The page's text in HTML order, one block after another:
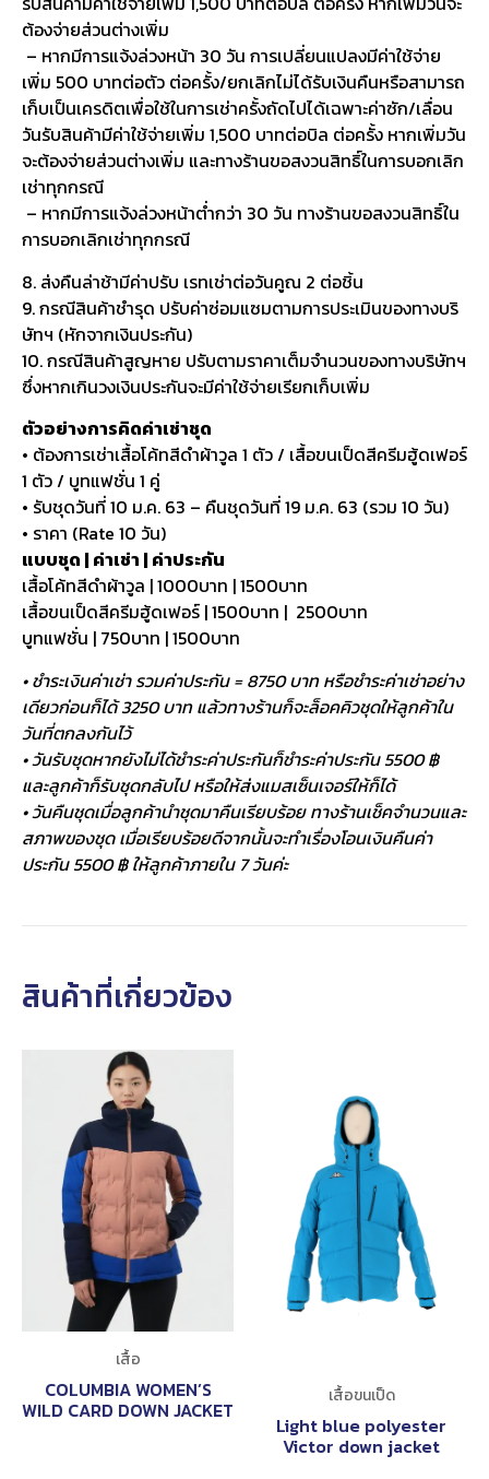
ต้องจ่ายส่วนต่างเพิ่ม
– หากมีการแจ้งล่วงหน้า 30 วัน การเปลี่ยนแปลงมีค่าใช้จ่าย
เพิ่ม 500 บาทต่อตัว ต่อครั้ง/ยกเลิกไม่ได้รับเงินคืนหรือสามารถ
เก็บเป็นเครดิตเพื่อใช้ในการเช่าครั้งถัดไปได้เฉพาะค่าซัก/เลื่อน
วันรับสินค้ามีค่าใช้จ่ายเพิ่ม 1,500 บาทต่อบิล ต่อครั้ง หากเพิ่มวัน
จะต้องจ่ายส่วนต่างเพิ่ม และทางร้านขอสงวนสิทธิ์ในการบอกเลิก
เช่าทุกกรณี
– หากมีการแจ้งล่วงหน้าต่ำกว่า 30 วัน ทางร้านขอสงวนสิทธิ์ใน
การบอกเลิกเช่าทุกกรณี
8. ส่งคืนล่าช้ามีค่าปรับ เรทเช่าต่อวันคูณ 2 ต่อชิ้น
9. กรณีสินค้าชำรุด ปรับค่าซ่อมแซมตามการประเมินของทางบริ
ษัทฯ (หักจากเงินประกัน)
10. กรณีสินค้าสูญหาย ปรับตามราคาเต็มจำนวนของทางบริษัทฯ
ซึ่งหากเกินวงเงินประกันจะมีค่าใช้จ่ายเรียกเก็บเพิ่ม
ตัวอย่างการคิดค่าเช่าชุด
• ต้องการเช่าเสื้อโค้ทสีดำผ้าวูล 1 ตัว / เสื้อขนเป็ดสีครีมฮู้ดเฟอร์
1 ตัว / บูทแฟชั่น 1 คู่
• รับชุดวันที่ 10 ม.ค. 63 – คืนชุดวันที่ 19 ม.ค. 63 (รวม 10 วัน)
• ราคา (Rate 10 วัน)
แบบชุด | ค่าเช่า | ค่าประกัน
เสื้อโค้ทสีดำผ้าวูล | 1000บาท | 1500บาท
เสื้อขนเป็ดสีครีมฮู้ดเฟอร์ | 1500บาท | 2500บาท
บูทแฟชั่น | 750บาท | 1500บาท
• ชำระเงินค่าเช่า รวมค่าประกัน = 8750 บาท หรือชำระค่าเช่าอย่าง
เดียวก่อนก็ได้ 3250 บาท แล้วทางร้านก็จะล็อคคิวชุดให้ลูกค้าใน
วันที่ตกลงกันไว้
• วันรับชุดหากยังไม่ได้ชำระค่าประกันก็ชำระค่าประกัน 5500 ฿
และลูกค้าก็รับชุดกลับไป หรือให้ส่งแมสเซ็นเจอร์ให้ก็ได้
• วันคืนชุดเมื่อลูกค้านำชุดมาคืนเรียบร้อย ทางร้านเช็คจำนวนและ
สภาพของชุด เมื่อเรียบร้อยดีจากนั้นจะทำเรื่องโอนเงินคืนค่า
ประกัน 5500 ฿ ให้ลูกค้าภายใน 7 วันค่ะ
สินค้าที่เกี่ยวข้อง
เสื้อ
COLUMBIA WOMEN’S
WILD CARD DOWN JACKET
เสื้อขนเป็ด
Light blue polyester
Victor down jacket